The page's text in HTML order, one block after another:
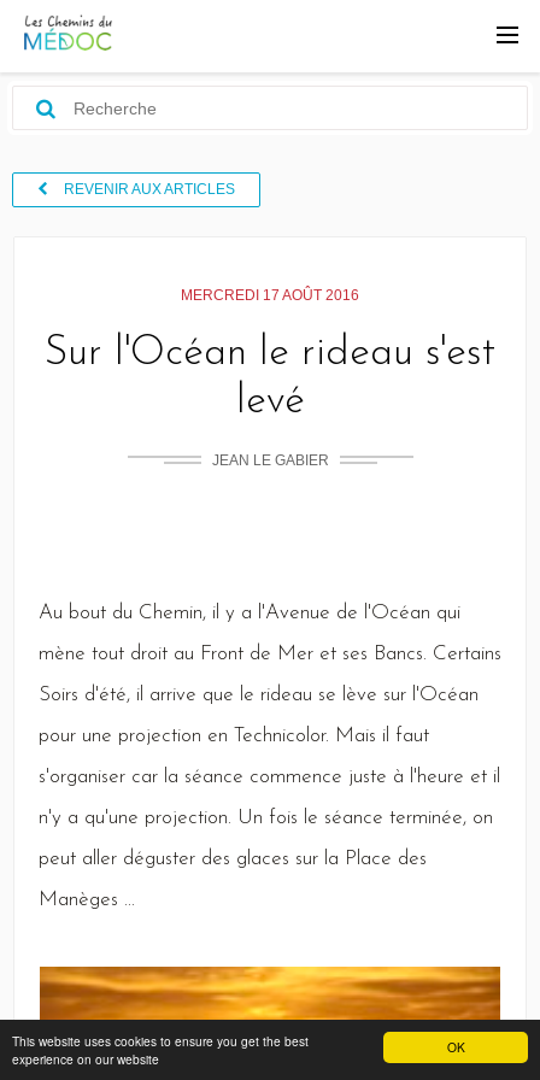
OK
This website uses cookies to ensure you get the best
experience on our website
REVENIR AUX ARTICLES
MERCREDI 17 AOÛT 2016
Sur l'Océan le rideau s'est
levé
JEAN LE GABIER
Au bout du Chemin, il y a l'Avenue de l'Océan qui
mène tout droit au Front de Mer et ses Bancs. Certains
Soirs d'été, il arrive que le rideau se lève sur l'Océan
pour une projection en
Technicolor. Mais il faut
s'organiser car la séance commence juste à l'heure et il
n'y a qu'une projection. Un fois le séance terminée, on
peut aller déguster des glaces sur la Place des
Manèges ...